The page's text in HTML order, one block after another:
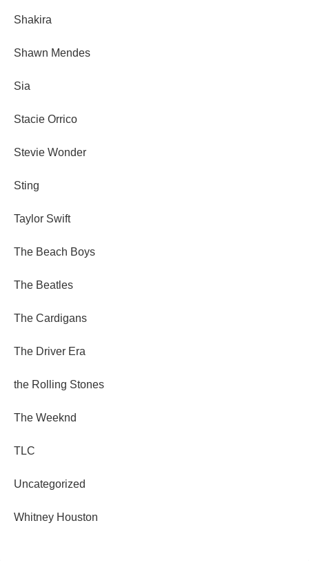
Shakira
Shawn Mendes
Sia
Stacie Orrico
Stevie Wonder
Sting
Taylor Swift
The Beach Boys
The Beatles
The Cardigans
The Driver Era
the Rolling Stones
The Weeknd
TLC
Uncategorized
Whitney Houston